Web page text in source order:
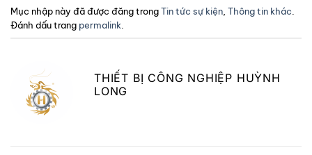
Mục nhập này đã được đăng trongTin tức sự kiện Thông tin khác
Đánh dấu trang permalink
THIẾT BỊ CÔNG NGHIỆP HUỲNH
LONG